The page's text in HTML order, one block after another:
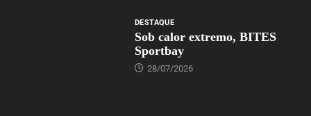
DESTAQUE
Sob calor extremo, BITES
Sportbay
28/07/2026